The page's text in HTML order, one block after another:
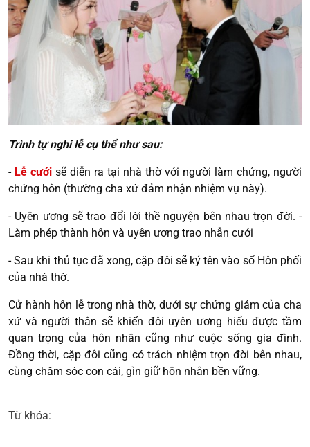
Trình tự nghi lễ cụ thể như sau:
- Lễ cưới sẽ diễn ra tại nhà thờ với người làm chứng, người
chứng hôn (thường cha xứ đảm nhận nhiệm vụ này).
- Uyên ương sẽ trao đổi lời thề nguyện bên nhau trọn đời. -
Làm phép thành hôn và uyên ương trao nhẫn cưới
- Sau khi thủ tục đã xong, cặp đôi sẽ ký tên vào sổ Hôn phối
của nhà thờ.
Cử hành hôn lễ trong nhà thờ, dưới sự chứng giám của cha
xứ và người thân sẽ khiến đôi uyên ương hiểu được tầm
quan trọng của hôn nhân cũng như cuộc sống gia đình.
Đồng thời, cặp đôi cũng có trách nhiệm trọn đời bên nhau,
cùng chăm sóc con cái, gìn giữ hôn nhân bền vững.
Từ khóa: